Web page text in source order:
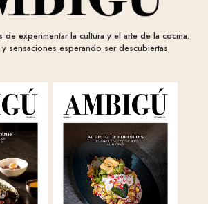
de experimentar la cultura y el arte de la cocina.
sensaciones esperando ser descubiertas.